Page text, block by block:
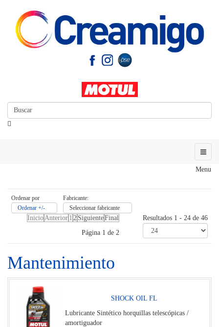
Menu
Ordenar por
Ordenar +/-
Fabricante:
Seleccionar fabricante
Inicio Anterior 1 2 SiguienteFinal
Página 1 de 2
Resultados 1 - 24 de 46
Mantenimiento
SHOCK OIL FL
Lubricante Sintético horquillas telescópicas /
amortiguador